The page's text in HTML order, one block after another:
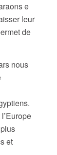
e
leur
de
nous
et